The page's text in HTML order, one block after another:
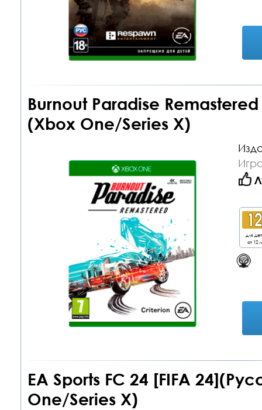
Burnout Paradise
(Xbox One/Series X)
для
от 12
EA Sports FC 24 [FIFA
One/Series X)